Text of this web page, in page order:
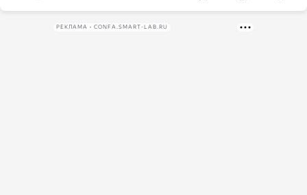
РЕКЛАМА • CONFA.SMART-LAB.RU